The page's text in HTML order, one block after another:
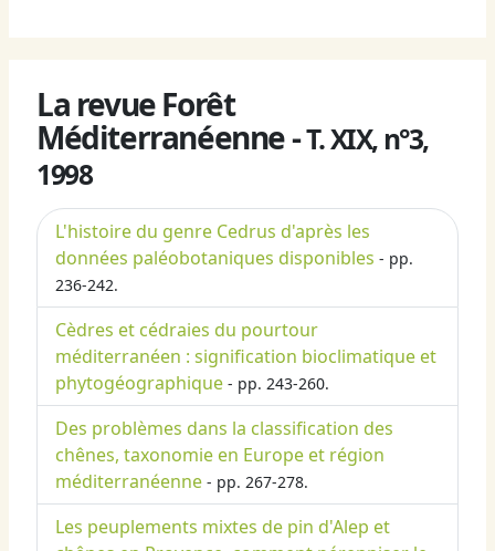
La revue Forêt
Méditerranéenne -T. XIX, n°3,
1998
L'histoire du genre Cedrus d'après les
données paléobotaniques disponibles - pp.
236-242.
Cèdres et cédraies du pourtour
méditerranéen : signification bioclimatique et
phytogéographique - pp. 243-260.
Des problèmes dans la classification des
chênes, taxonomie en Europe et région
méditerranéenne - pp. 267-278.
Les peuplements mixtes de pin d'Alep et